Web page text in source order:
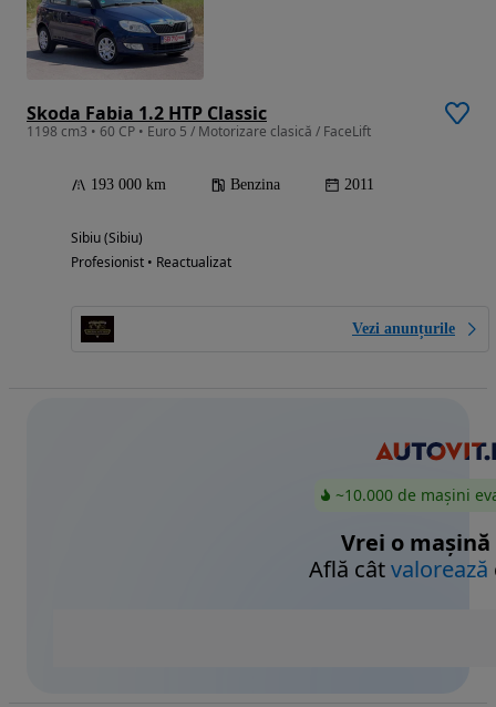
Skoda Fabia 1.2 HTP Classic
1198 cm3 • 60 CP • Euro 5 / Motorizare clasică / FaceLift
193 000 km Benzina 2011
Sibiu (Sibiu)
Profesionist • Reactualizat
Vezi anunțurile
~10.000 de mașini
Vrei o mașină
Află câtvalorează